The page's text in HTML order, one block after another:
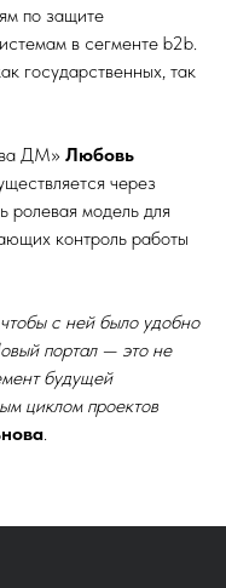
по защите
в сегменте b2b.
государственных, так
ДМ» Любовь
через
ролевая модель для
контроль работы
с ней было удобно
портал — это не
будущей
циклом проектов
.